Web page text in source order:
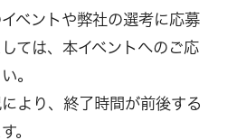
ベントや弊社の選考に応募
ては、本イベントへのご応
。
より、終了時間が前後する
。